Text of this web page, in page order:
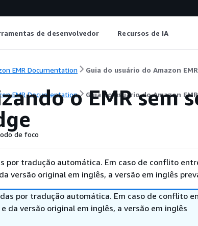
de desenvolvedor Recursos de IA
EMR Documentation Guia do usuário do Amazon
EMR Documentation Guia do usuário do Amazon
o EMR sem
de foco
por tradução automática. Em caso de conflito
versão original em inglês, a versão em inglês
por tradução automática. Em caso de conflito
da versão original em inglês, a versão em inglês